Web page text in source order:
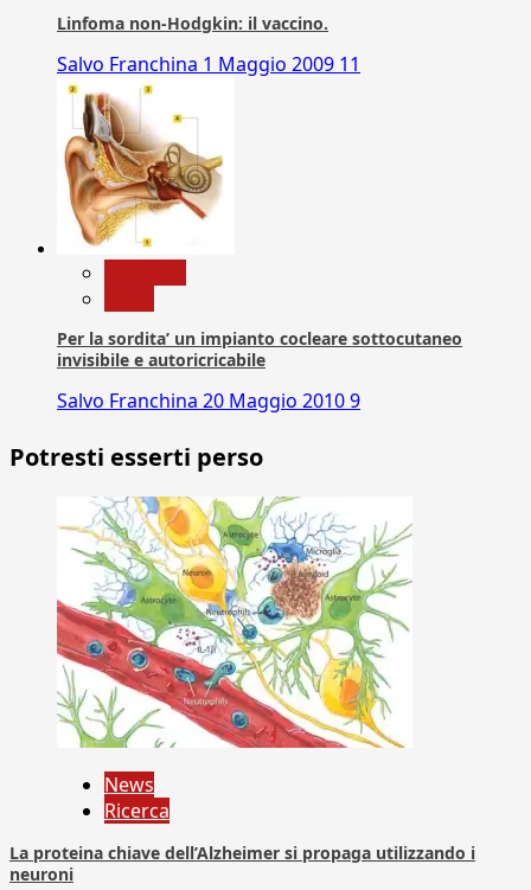
Linfoma non-Hodgkin: il vaccino.
Salvo Franchina 1 Maggio 2009 11
Per la sordita’ un impianto cocleare sottocutaneo
invisibile e autoricricabile
Salvo Franchina 20 Maggio 20109
Potresti esserti perso
News
Ricerca
La proteina chiave dell’Alzheimer si propaga utilizzando i
neuroni